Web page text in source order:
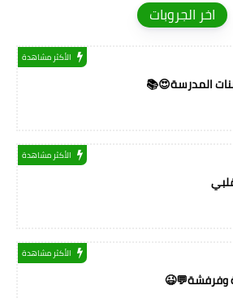
اخر الجروبات
الأكثر مشاهدة
المدرسة😍📚
الأكثر مشاهدة
الأكثر مشاهدة
وفرفشة💬😉